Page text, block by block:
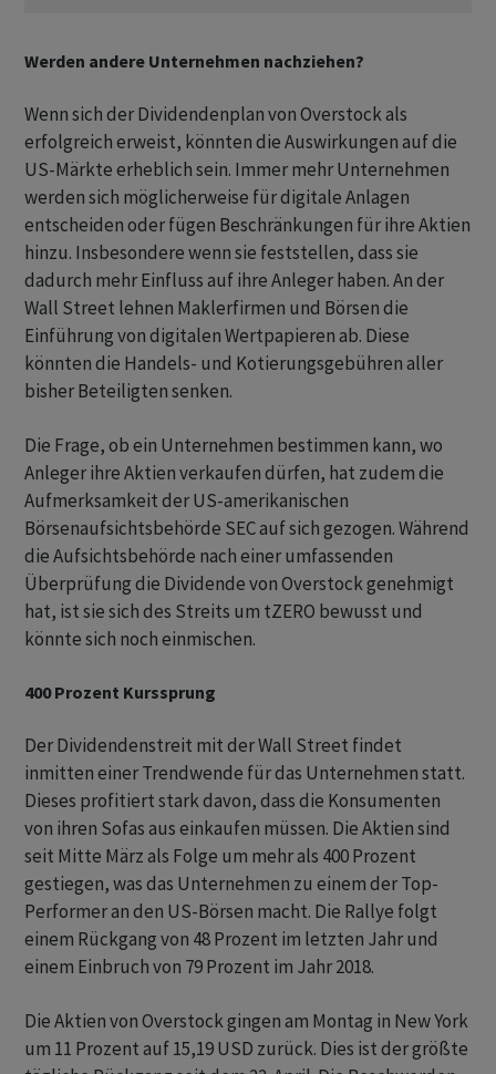
Werden andere Unternehmen nachziehen?
Wenn sich der Dividendenplan von Overstock als
erfolgreich erweist, könnten die Auswirkungen auf die
US-Märkte erheblich sein. Immer mehr Unternehmen
werden sich möglicherweise für digitale Anlagen
entscheiden oder fügen Beschränkungen für ihre Aktien
hinzu. Insbesondere wenn sie feststellen, dass sie
dadurch mehr Einfluss auf ihre Anleger haben. An der
Wall Street lehnen Maklerfirmen und Börsen die
Einführung von digitalen Wertpapieren ab. Diese
könnten die Handels- und Kotierungsgebühren aller
bisher Beteiligten senken.
Die Frage, ob ein Unternehmen bestimmen kann, wo
Anleger ihre Aktien verkaufen dürfen, hat zudem die
Aufmerksamkeit der US-amerikanischen
Börsenaufsichtsbehörde SEC auf sich gezogen. Während
die Aufsichtsbehörde nach einer umfassenden
Überprüfung die Dividende von Overstock genehmigt
hat, ist sie sich des Streits um tZERO bewusst und
könnte sich noch einmischen.
400 Prozent Kurssprung
Der Dividendenstreit mit der Wall Street findet
inmitten einer Trendwende für das Unternehmen statt.
Dieses profitiert stark davon, dass die Konsumenten
von ihren Sofas aus einkaufen müssen. Die Aktien sind
seit Mitte März als Folge um mehr als 400 Prozent
gestiegen, was das Unternehmen zu einem der Top-
Performer an den US-Börsen macht. Die Rallye folgt
einem Rückgang von 48 Prozent im letzten Jahr und
einem Einbruch von 79 Prozent im Jahr 2018.
Die Aktien von Overstock gingen am Montag in New York
um 11 Prozent auf 15,19 USD zurück. Dies ist der größte